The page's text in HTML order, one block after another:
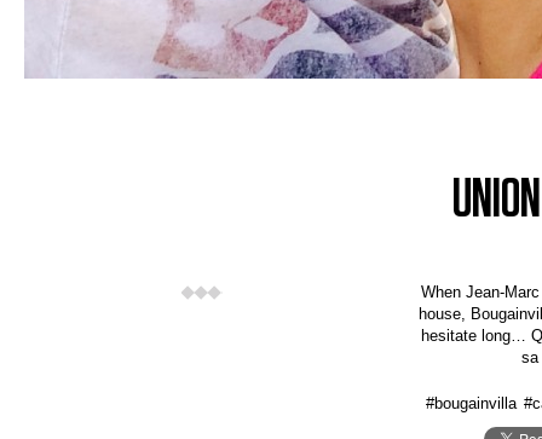
When Jean-
house,
hesitate long…
sa
#bougainvilla